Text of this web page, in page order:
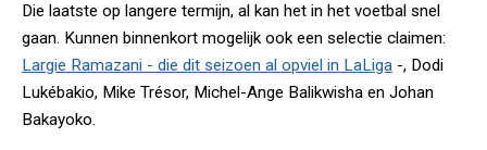
Die laatste op langere termijn, al kan het in het voetbal snel
gaan. Kunnen binnenkort mogelijk ook een selectie claimen:
Largie Ramazani - die dit seizoen al opviel in LaLiga -, Dodi
Lukébakio, Mike Trésor, Michel-Ange Balikwisha en Johan
Bakayoko.